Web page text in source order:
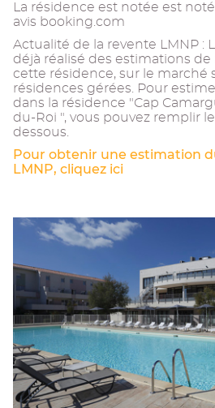
La résidence est notée est
avis booking.com
Actualité de la revente LMNP :
déjà réalisé des estimations de
cette résidence, sur le marché
résidences gérées. Pour
dans la résidence "Cap
du-Roi ", vous pouvez remplir
dessous.
Pour obtenir une estimation
LMNP, cliquez ici